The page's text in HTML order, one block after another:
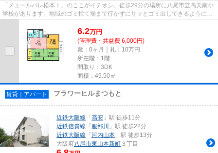
「メュールパレ松本Ⅰ」のここがイチオシ。徒歩29分の場所に八尾市立高美南小
学校があります。地域のゴミ捨て場まで行かずにサッとゴミ出しできるように、
共用部にゴミ捨て場を設置して...
6.2万円
(管理費・共益費 6,000円)
敷：0ヶ月｜礼：10万円
所在階：1階
間取り：3DK
面積：49.50㎡
賃貸｜アパート フラワーヒルまつもと
近鉄大阪線 「高安 」駅 徒歩11分
近鉄信貴線 「服部川
」駅 徒歩22分
近鉄大阪線 「河内山本 」駅 徒歩13分
大阪府八尾市東山本新町 ３丁目